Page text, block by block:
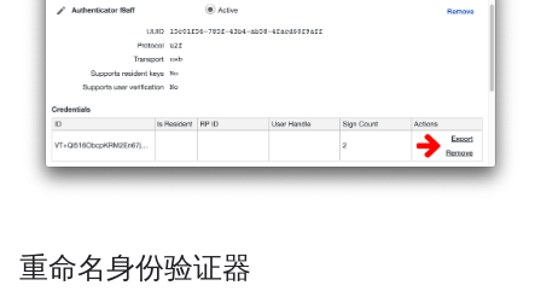
重命名身份验证器